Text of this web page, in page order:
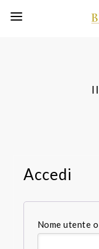
Accedi
Nome utente